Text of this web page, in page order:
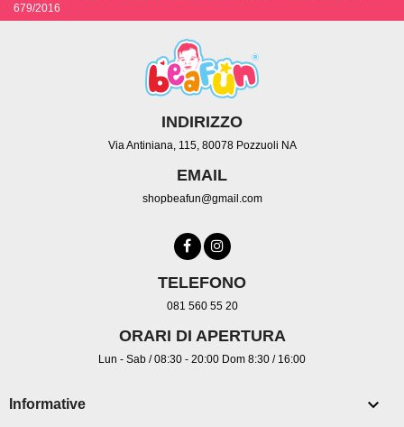
679/2016
INDIRIZZO
Via Antiniana, 115, 80078 Pozzuoli NA
EMAIL
shopbeafun@gmail.com
TELEFONO
081 560 55 20
ORARI DI APERTURA
Lun - Sab / 08:30 - 20:00 Dom 8:30 / 16:00
Informative 